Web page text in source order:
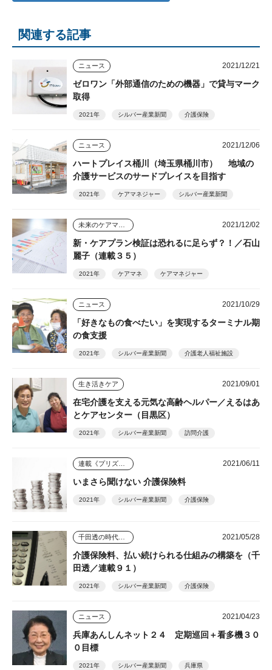
関連する記事
ニュース 2021/12/21
ゼロワン「外部通信のための機器」で貸与マーク
取得
2021年 シルバー産業新聞 介護保険
ニュース 2021/12/06
ハートプレイス桶川（埼玉県桶川市） 地域の
介護サービスのサードプレイスを目指す
2021年 ケアマネジャー シルバー産業新聞
未来のケアマネジャー 2021/12/02
新・ケアプラン検証は恐れるに足らず？！／石山
麗子（連載３５）
2021年 ケアマネ ケアマネジャー
ニュース 2021/10/29
「好きなもの食べたい」を実現するターミナル期
の食支援
2021年 シルバー産業新聞 介護老人福祉施設
生き活きケア 2021/09/01
在宅介護を支える元気な高齢ヘルパー／えるはあ
とケアセンター（目黒区）
2021年 シルバー産業新聞 訪問介護
連載《プリズム》 2021/06/11
いまさら聞けない 介護保険料
2021年 シルバー産業新聞 介護保険
千田透の時代を読む視点 2021/05/28
介護保険料、払い続けられる仕組みの構築を（千
田透／連載９１）
2021年 シルバー産業新聞 介護保険
ニュース 2021/04/23
兵庫あんしんネット２４ 定期巡回＋看多機３０
０目標
2021年 シルバー産業新聞 兵庫県